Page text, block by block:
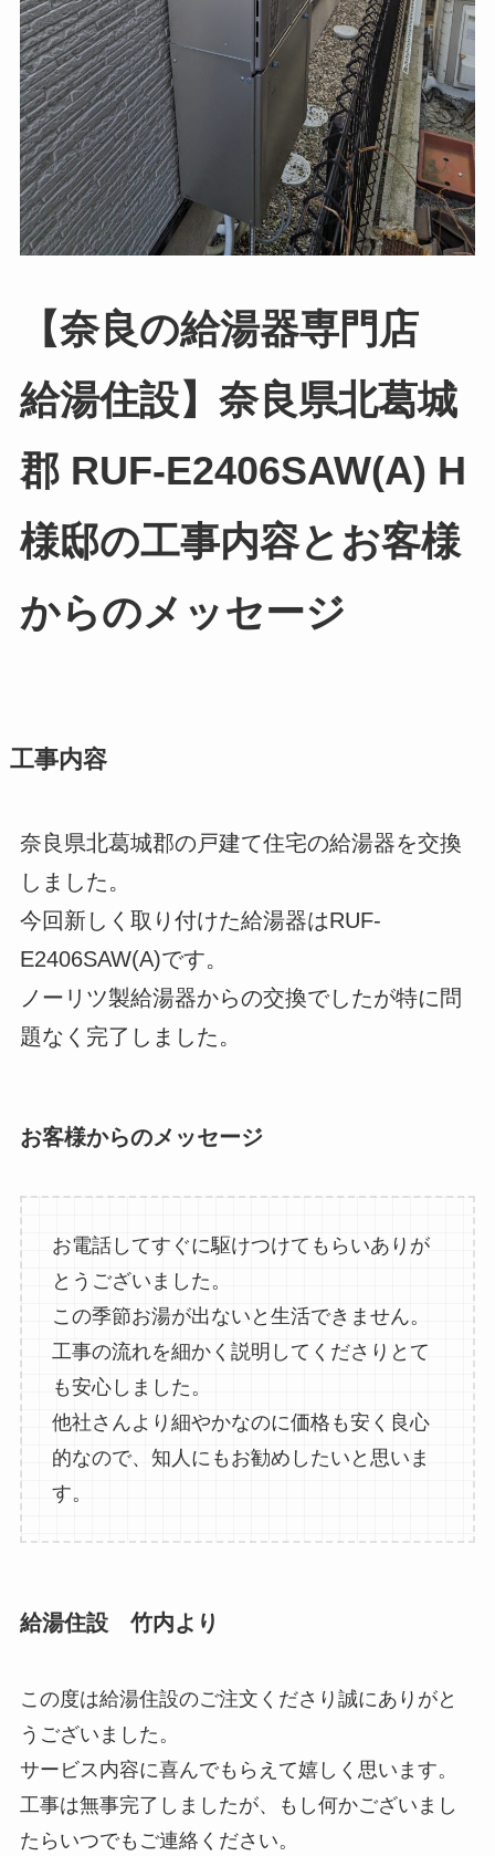
【奈良の給湯器専門店
給湯住設】奈良県北葛城
郡 RUF-E2406SAW(A) H
様邸の工事内容とお客様
からのメッセージ
工事内容
奈良県北葛城郡の戸建て住宅の給湯器を交換
しました。
今回新しく取り付けた給湯器はRUF-
E2406SAW(A)です。
ノーリツ製給湯器からの交換でしたが特に問
題なく完了しました。
お客様からのメッセージ
お電話してすぐに駆けつけてもらいありが
とうございました。
この季節お湯が出ないと生活できません。
工事の流れを細かく説明してくださりとて
も安心しました。
他社さんより細やかなのに価格も安く良心
的なので、知人にもお勧めしたいと思いま
す。
給湯住設 竹内より
この度は給湯住設のご注文くださり誠にありがと
うございました。
サービス内容に喜んでもらえて嬉しく思います。
工事は無事完了しましたが、もし何かございまし
たらいつでもご連絡ください。